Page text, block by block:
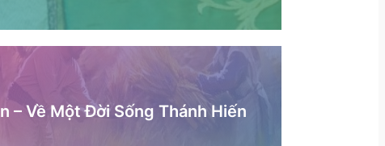
– Về Một Đời Sống Thánh Hiến